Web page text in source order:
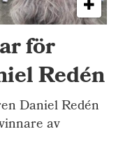
för
Redén
Daniel Redén
av